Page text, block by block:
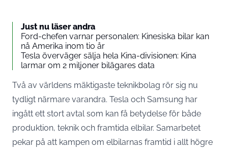
Just nu läser andra
Ford-chefen varnar personalen: Kinesiska bilar kan
nå Amerika inom tio år
Tesla överväger sälja hela Kina-divisionen: Kina
larmar om 2 miljoner bilägares data
Två av världens mäktigaste teknikbolag rör sig nu
tydligt närmare varandra. Tesla och Samsung har
ingått ett stort avtal som kan få betydelse för både
produktion, teknik och framtida elbilar. Samarbetet
pekar på att kampen om elbilarnas framtid i allt högre